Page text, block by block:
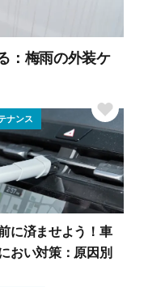
：梅雨の外装ケ
に済ませよう！車
おい対策：原因別
ナンス